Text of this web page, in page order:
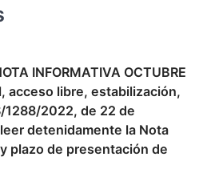
INFORMATIVA OCTUBRE
acceso libre, estabilización,
1288/2022, de 22 de
detenidamente la Nota
plazo de presentación de